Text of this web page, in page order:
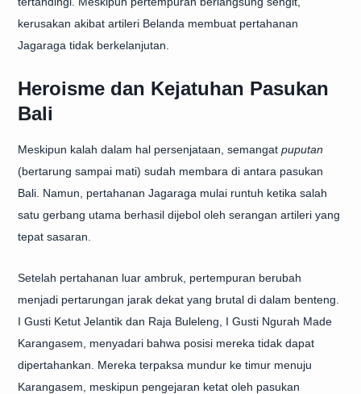
kerusakan akibat artileri Belanda membuat pertahanan
Jagaraga tidak berkelanjutan.
Heroisme dan Kejatuhan Pasukan
Bali
Meskipun kalah dalam hal persenjataan, semangat puputan
(bertarung sampai mati) sudah membara di antara pasukan
Bali. Namun, pertahanan Jagaraga mulai runtuh ketika salah
satu gerbang utama berhasil dijebol oleh serangan artileri yang
tepat sasaran.
Setelah pertahanan luar ambruk, pertempuran berubah
menjadi pertarungan jarak dekat yang brutal di dalam benteng.
I Gusti Ketut Jelantik dan Raja Buleleng, I Gusti Ngurah Made
Karangasem, menyadari bahwa posisi mereka tidak dapat
dipertahankan. Mereka terpaksa mundur ke timur menuju
Karangasem, meskipun pengejaran ketat oleh pasukan